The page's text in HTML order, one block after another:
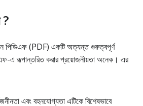
?
পিডিএফ (PDF) একটি অত্যন্ত গুরুত্বপূর্ণ
এ রূপান্তরিত করার প্রয়োজনীয়তা অনেক। এর
এবং বহনযোগ্যতা এটিকে বিশেষভাবে